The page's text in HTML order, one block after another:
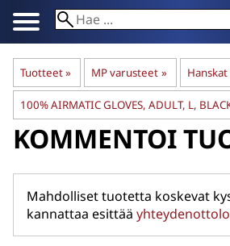
Tuotteet‪» MP varusteet ‪»
100% AIRMATIC GLOVES, ADULT, L,
KOMMENTOI
Mahdolliset tuotetta koskevat
kannattaa esittää